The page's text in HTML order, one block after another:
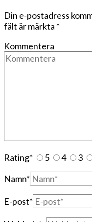
Din e-postadress
fält är märkta *
Kommentera
Rating* 5 4 3
Namn*
E-post*